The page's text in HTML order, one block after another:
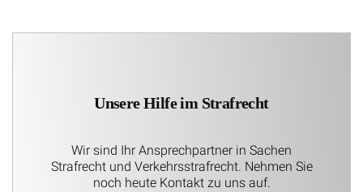
Unsere Hilfe im Strafrecht
Wir sind Ihr Ansprechpartner in Sachen
Strafrecht und Verkehrsstrafrecht. Nehmen Sie
noch heute Kontakt zu uns auf.